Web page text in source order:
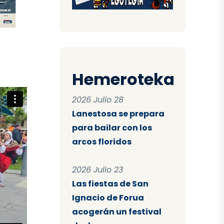
Hemeroteka
2026 Julio 28
Lanestosa se prepara
para bailar con los
arcos floridos
2026 Julio 23
Las fiestas de San
Ignacio de Forua
acogerán un festival